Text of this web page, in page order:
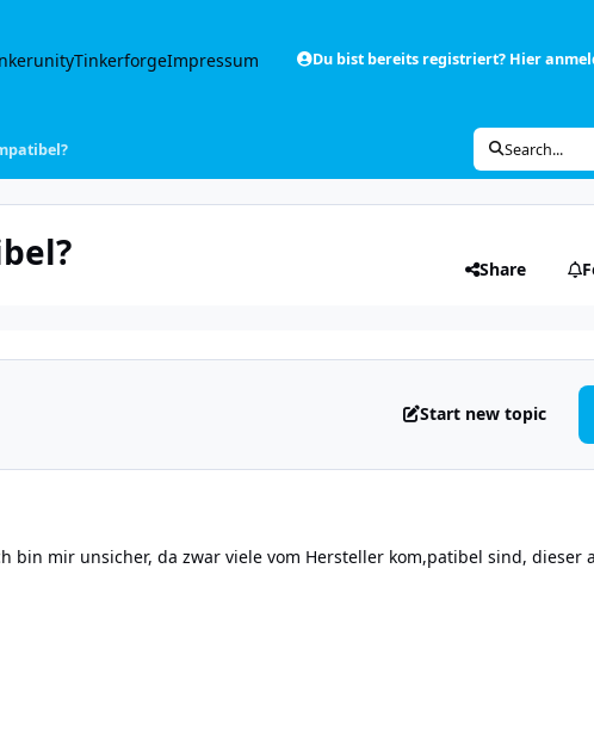
TinkerforgeImpressum Du bist bereits registriert? Hier
Search...
Share
Start new topic
bin mir unsicher, da zwar viele vom Hersteller kom,patibel sind, dieser